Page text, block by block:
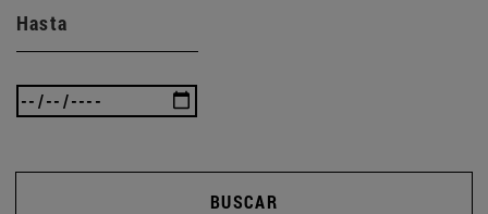
Hasta
BUSCAR